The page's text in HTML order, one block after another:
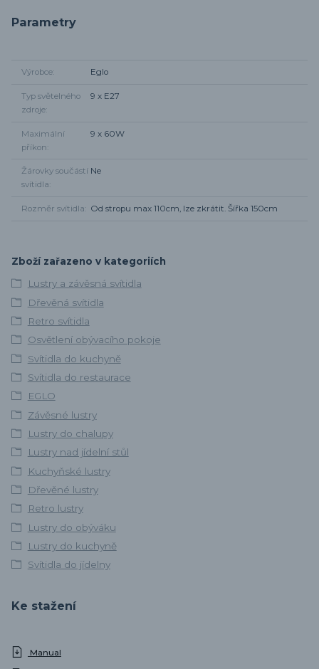
Parametry
Výrobce Eglo
Typ světelného
zdroje
9 x E27
Maximální
příkon
9 x 60W
Žárovky součástí
svítidla
Ne
Rozměr svítidla Od stropu max 110cm, lze zkrátit. Šířka 150cm
Zboží zařazeno v kategoriích
Lustry a závěsná svítidla
Dřevěná svítidla
Retro svítidla
Osvětlení obývacího pokoje
Svítidla do kuchyně
Svítidla do restaurace
EGLO
Závěsné lustry
Lustry do chalupy
Lustry nad jídelní stůl
Kuchyňské lustry
Dřevěné lustry
Retro lustry
Lustry do obýváku
Lustry do kuchyně
Svítidla do jídelny
Ke stažení
Manual